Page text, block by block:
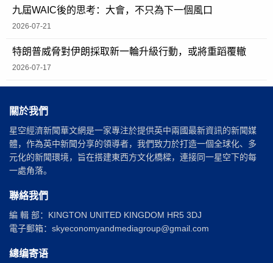
九屆WAIC後的思考：大會，不只為下一個風口
2026-07-21
特朗普威脅對伊朗採取新一輪升級行動，或將重蹈覆轍
2026-07-17
關於我們
星空經濟新聞華文網是一家專注於提供英中兩國最新資訊的新聞媒
體，作為英中新聞分享的領導者，我們致力於打造一個全球化、多
元化的新聞環境，旨在搭建東西方文化橋樑，連接同一星空下的每
一處角落。
聯絡我們
編 輯 部：KINGTON UNITED KINGDOM HR5 3DJ
電子郵箱：skyeconomyandmediagroup@gmail.com
總编寄语